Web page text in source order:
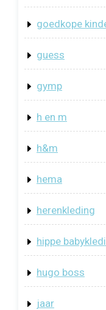
goedkope
guess
gymp
h en m
h&m
hema
herenkleding
hippe
hugo boss
jaar